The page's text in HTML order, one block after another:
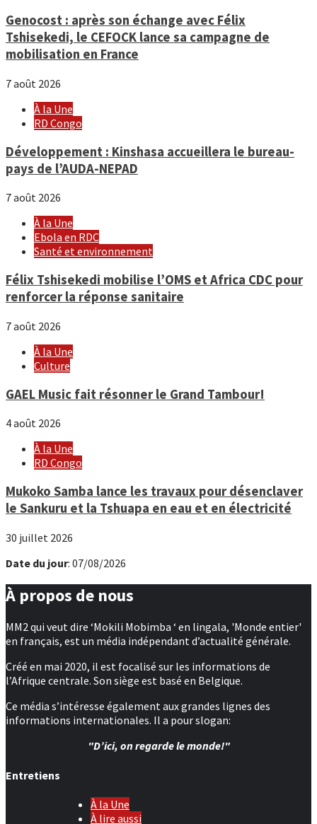
Genocost : après son échange avec Félix
Tshisekedi, le CEFOCK lance sa campagne de
mobilisation en France
7 août 2026
À la Une
RD Congo
Développement : Kinshasa accueillera le bureau-
pays de l’AUDA-NEPAD
7 août 2026
À la Une
Ebola en RDC
Santé et environnement
Félix Tshisekedi mobilise l’OMS et Africa CDC pour
renforcer la réponse sanitaire
7 août 2026
À la Une
Culture
GAEL Music fait résonner le Grand Tambour!
4 août 2026
À la Une
RD Congo
Mukoko Samba lance les travaux pour désenclaver
le Sankuru et la Tshuapa en eau et en électricité
30 juillet 2026
Date du jour: 07/08/2026
À propos de nous
MM2 qui veut dire ‘Mokili Mobimba ‘ en lingala, 'Monde entier'
en français, est un média indépendant d’actualité générale.
Créé en mai 2020, il est focalisé sur les informations de
l’Afrique centrale. Son siège est basé en Belgique.
Ce média s’intéresse également aux grandes lignes des
informations internationales. Il a pour slogan:
"D’ici, on regarde le monde!"
Entretiens
À la Une
À lire aussi